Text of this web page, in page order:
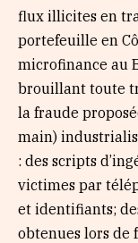
flux illicites en
portefeuille en
microfinance au
brouillant toute
la fraude
main)
: des scripts
victimes par
et identifiants;
obtenues lors de